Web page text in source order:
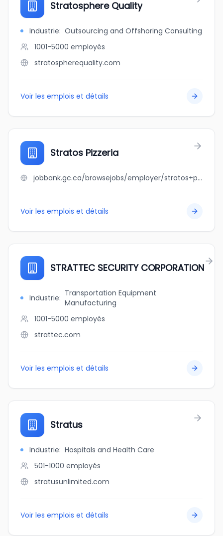
Stratosphere Quality
Industrie: Outsourcing and Offshoring Consulting
1001-5000 employés
stratospherequality.com
Voir les emplois et détails
Stratos Pizzeria
jobbank.gc.ca/browsejobs/employer/stratos+pizzeria/ca
Voir les emplois et détails
STRATTEC SECURITY CORPORATION
Industrie: Transportation Equipment
Manufacturing
1001-5000 employés
strattec.com
Voir les emplois et détails
Stratus
Industrie: Hospitals and Health Care
501-1000 employés
stratusunlimited.com
Voir les emplois et détails